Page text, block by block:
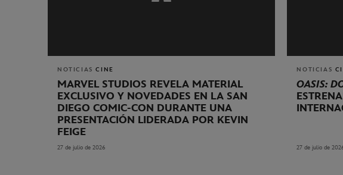
NOTICIAS CINE
MARVEL STUDIOS REVELA MATERIAL
EXCLUSIVO Y NOVEDADES EN LA SAN
DIEGO COMIC-CON DURANTE UNA
PRESENTACIÓN LIDERADA POR KEVIN
FEIGE
27 de julio de 2026
NOTICIAS
OASIS:
27 de julio de